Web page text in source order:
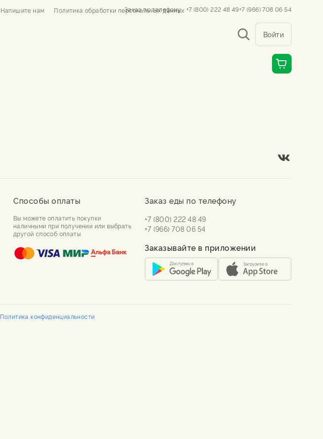
Напишите нам Политика обработки персональных данных
Заказ по телефону +7 (800) 222 48 49+7 (966) 708 06 54
Войти
Способы оплаты
Вы можете оплатить покупки
наличными при получении или выбрать
другой способ оплаты
Заказ еды по телефону
+7 (800) 222 48 49
+7 (966) 708 06 54
Заказывайте в приложении
Политика конфиденциальности